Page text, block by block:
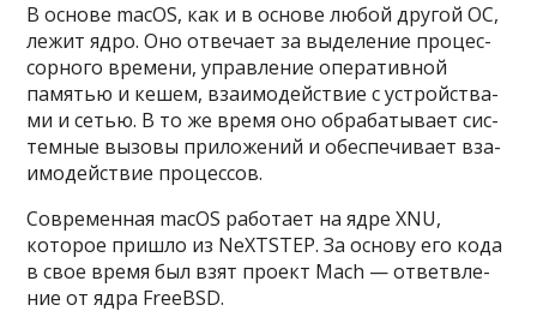
В осно­ве macOS, как и в осно­ве любой дру­гой ОС,
лежит ядро. Оно отве­чает за выделе­ние про­цес­
сорно­го вре­мени, управле­ние опе­ратив­ной
памятью и кешем, вза­имо­дей­ствие с устрой­ства­
ми и сетью. В то же вре­мя оно обра­баты­вает сис­
темные вызовы при­ложе­ний и обес­печива­ет вза­
имо­дей­ствие про­цес­сов.
Сов­ремен­ная macOS работа­ет на ядре XNU,
которое приш­ло из NeXTSTEP. За осно­ву его кода
в свое вре­мя был взят про­ект Mach — ответ­вле­
ние от ядра FreeBSD.